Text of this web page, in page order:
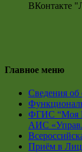
ВКонтакте
Главное меню
Сведения об
ФГИС “Моя
АИС
Приём в